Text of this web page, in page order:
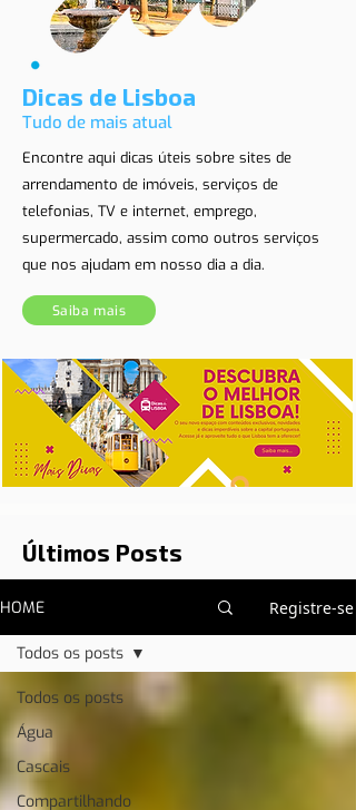
Dicas de Lisboa
Tudo de mais atual
Encontre aqui dicas úteis sobre sites de
arrendamento de imóveis, serviços de
telefonias, TV e internet, emprego,
supermercado, assim como outros serviços
que nos ajudam em nosso dia a dia.
Saiba mais
Últimos Posts
HOME Registre-se
Todos os posts
Água
Cascais
Compartilhando
Todos os posts